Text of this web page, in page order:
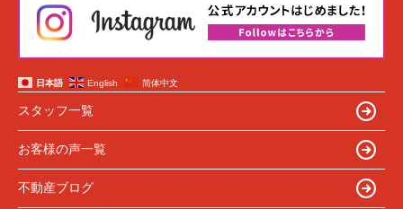
日本語 English 简体中文
スタッフ一覧
お客様の声一覧
不動産ブログ